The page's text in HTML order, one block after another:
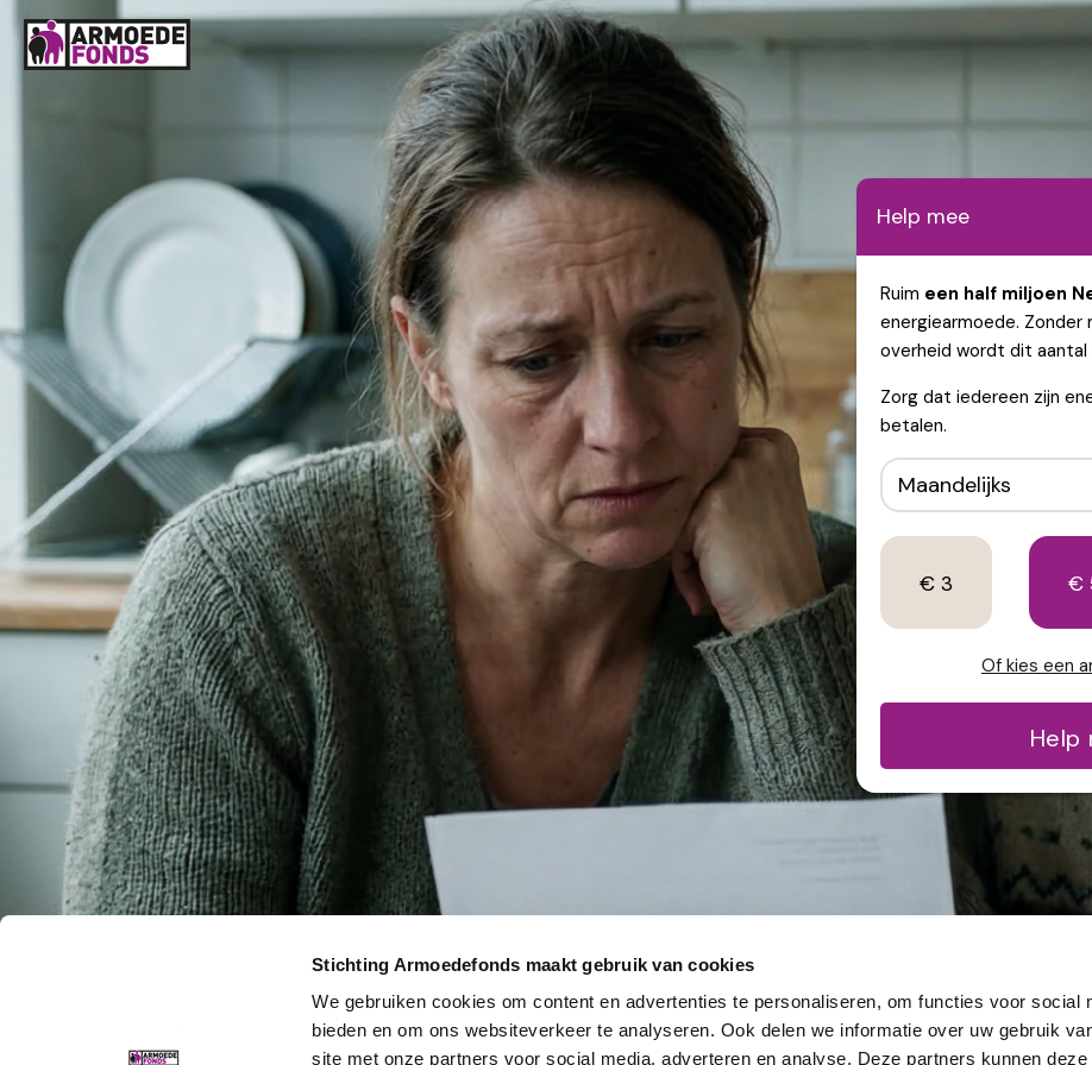
Stichting Armoedefonds maakt gebruik van cookies
We gebruiken cookies om content en advertenties te personaliseren, om functies voor social
bieden en om ons websiteverkeer te analyseren. Ook delen we informatie over uw gebruik
site met onze partners voor social media, adverteren en analyse. Deze partners kunnen deze
Help mee
Ruim een half miljoen
energiearmoede. Zonder
overheid wordt dit aantal
Zorg dat iedereen zijn
betalen.
€ 3 €
Of kies een
Help